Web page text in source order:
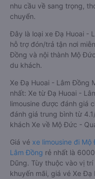
nhu cầu về sang trọng,
chuyển.
Đây là loại xe Đạ Huoai -
hỗ trợ đón/trả tận nơi
Đồng và nội thành Mộ
du khách.
Xe Đạ Huoai - Lâm Đồng
nhất: Xe từ Đạ Huoai -
limousine được đánh giá
đánh giá trung bình từ
khách Xe về Mộ Đức -
Giá vé xe limousine đi
Lâm Đồng rẻ nhất là
Dũng. Tùy thuộc vào vị
khuyến mãi, giá vé Xe